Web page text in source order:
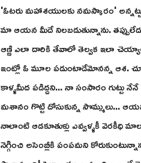
'ఓటరు మహాశయులకు నమస్కారం'
మా ఆయన మీదే నిలబడుతున్నాను.
ఆణ్ణి ఎలా దారికి తేవాలో తెల్వక ఇలా
ఇంట్లో ఓ మూల పడుంటాడేమోనన్న ఆశ.
కాళ్ళమీద పడిద్దని... నా సంసారం
మశానం గొట్టి దోసుకున్న సొమ్ములు...
నాలాంటి ఆడకూతుళ్లు ఎవ్వళ్ళకీ వెరకీధి
నెగ్గించి అసెంబ్లీకి పంపమని